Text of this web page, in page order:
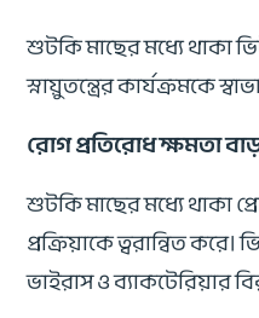
শুটকি মাছের মধ্যে থাকা
স্নায়ুতন্ত্রের কার্যক্রমকে
রোগ প্রতিরোধ ক্ষমতা
শুটকি মাছের মধ্যে থাকা
প্রক্রিয়াকে ত্বরান্বিত
ভাইরাস ও ব্যাকটেরিয়ার